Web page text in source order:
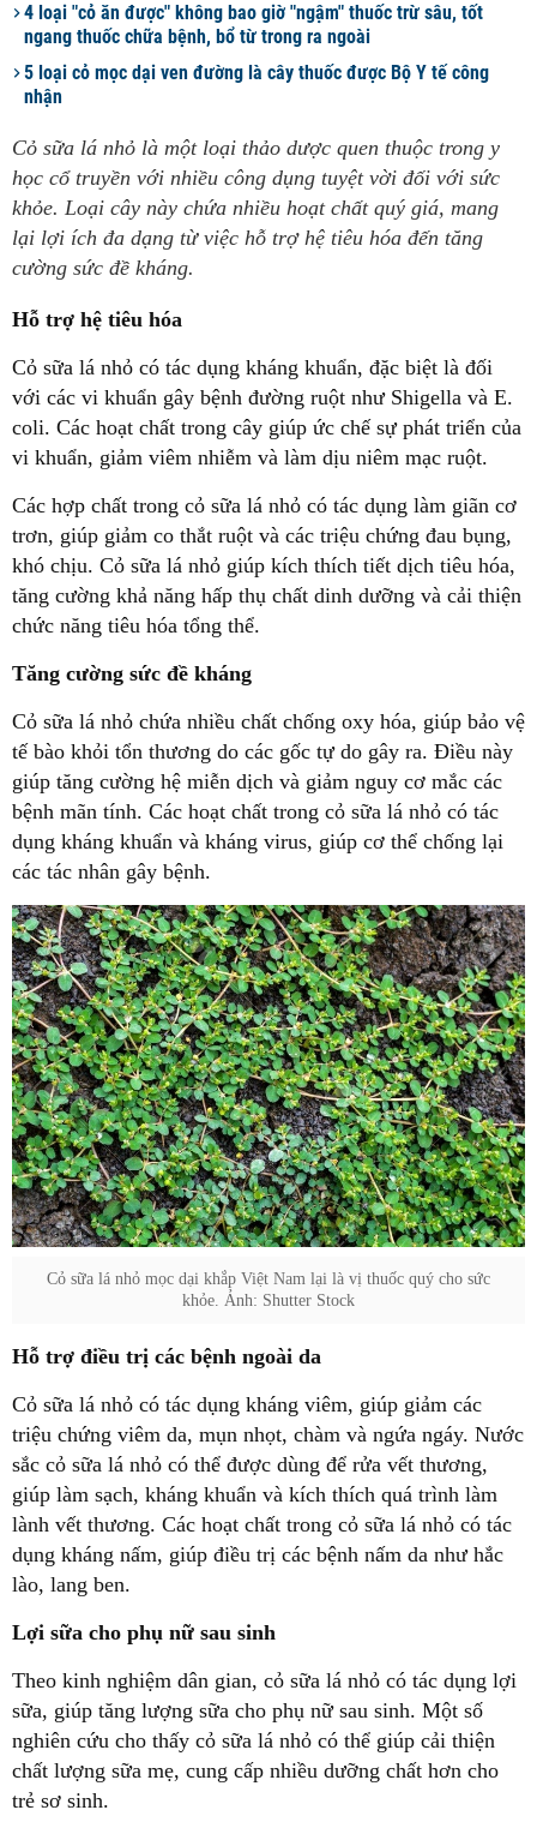
4 loại "cỏ ăn được" không bao giờ "ngậm" thuốc trừ sâu, tốt
ngang thuốc chữa bệnh, bổ từ trong ra ngoài
5 loại cỏ mọc dại ven đường là cây thuốc được Bộ Y tế công
nhận
Cỏ sữa lá nhỏ là một loại thảo dược quen thuộc trong y
học cổ truyền với nhiều công dụng tuyệt vời đối với sức
khỏe. Loại cây này chứa nhiều hoạt chất quý giá, mang
lại lợi ích đa dạng từ việc hỗ trợ hệ tiêu hóa đến tăng
cường sức đề kháng.
Hỗ trợ hệ tiêu hóa
Cỏ sữa lá nhỏ có tác dụng kháng khuẩn, đặc biệt là đối
với các vi khuẩn gây bệnh đường ruột như Shigella và E.
coli. Các hoạt chất trong cây giúp ức chế sự phát triển của
vi khuẩn, giảm viêm nhiễm và làm dịu niêm mạc ruột.
Các hợp chất trong cỏ sữa lá nhỏ có tác dụng làm giãn cơ
trơn, giúp giảm co thắt ruột và các triệu chứng đau bụng,
khó chịu. Cỏ sữa lá nhỏ giúp kích thích tiết dịch tiêu hóa,
tăng cường khả năng hấp thụ chất dinh dưỡng và cải thiện
chức năng tiêu hóa tổng thể.
Tăng cường sức đề kháng
Cỏ sữa lá nhỏ chứa nhiều chất chống oxy hóa, giúp bảo vệ
tế bào khỏi tổn thương do các gốc tự do gây ra. Điều này
giúp tăng cường hệ miễn dịch và giảm nguy cơ mắc các
bệnh mãn tính. Các hoạt chất trong cỏ sữa lá nhỏ có tác
dụng kháng khuẩn và kháng virus, giúp cơ thể chống lại
các tác nhân gây bệnh.
Cỏ sữa lá nhỏ mọc dại khắp Việt Nam lại là vị thuốc quý cho sức
khỏe. Ảnh: Shutter Stock
Hỗ trợ điều trị các bệnh ngoài da
Cỏ sữa lá nhỏ có tác dụng kháng viêm, giúp giảm các
triệu chứng viêm da, mụn nhọt, chàm và ngứa ngáy. Nước
sắc cỏ sữa lá nhỏ có thể được dùng để rửa vết thương,
giúp làm sạch, kháng khuẩn và kích thích quá trình làm
lành vết thương. Các hoạt chất trong cỏ sữa lá nhỏ có tác
dụng kháng nấm, giúp điều trị các bệnh nấm da như hắc
lào, lang ben.
Lợi sữa cho phụ nữ sau sinh
Theo kinh nghiệm dân gian, cỏ sữa lá nhỏ có tác dụng lợi
sữa, giúp tăng lượng sữa cho phụ nữ sau sinh. Một số
nghiên cứu cho thấy cỏ sữa lá nhỏ có thể giúp cải thiện
chất lượng sữa mẹ, cung cấp nhiều dưỡng chất hơn cho
trẻ sơ sinh.